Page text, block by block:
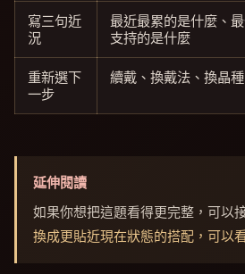
寫三句近
況
最近最累的是什麼、
支持的是什麼
重新選下
一步
續戴、換戴法、換晶
延伸閱讀
如果你想把這題看得更完整，可以
換成更貼近現在狀態的搭配，可以